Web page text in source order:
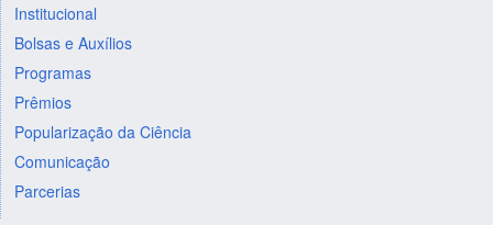
Institucional
Bolsas e Auxílios
Programas
Prêmios
Popularização da Ciência
Comunicação
Parcerias